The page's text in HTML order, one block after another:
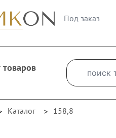
Под заказ
товаров
Каталог 158,8